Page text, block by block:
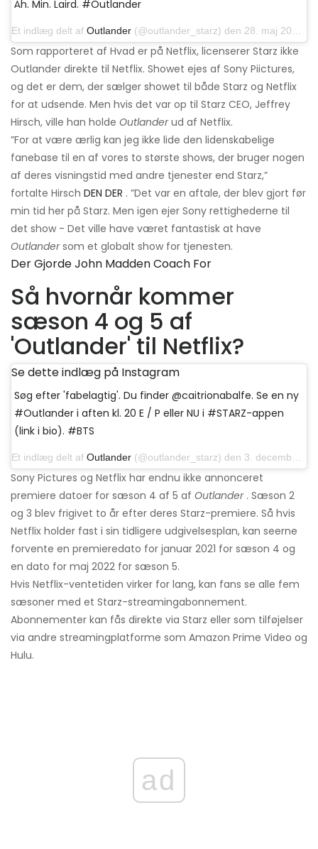
Åh. Min. Laird. #Outlander
Et indlæg delt af Outlander (@outlander_starz) den 28. maj 2016 kl. 21:00 PDT
Som rapporteret af Hvad er på Netflix, licenserer Starz ikke
Outlander direkte til Netflix. Showet ejes af Sony Piictures,
og det er dem, der sælger showet til både Starz og Netflix
for at udsende. Men hvis det var op til Starz CEO, Jeffrey
Hirsch, ville han holde Outlanderud af Netflix.
”For at være ærlig kan jeg ikke lide den lidenskabelige
fanebase til en af ​​vores to største shows, der bruger nogen
af ​​deres visningstid med andre tjenester end Starz,”
fortalte Hirsch DEN DER . ”Det var en aftale, der blev gjort før
min tid her på Starz. Men igen ejer Sony rettighederne til
det show - Det ville have været fantastisk at have
Outlandersom et globalt show for tjenesten.
Der Gjorde John Madden Coach For
Så hvornår kommer
sæson 4 og 5 af
'Outlander' til Netflix?
Se dette indlæg på Instagram
Søg efter 'fabelagtig'. Du finder @caitrionabalfe. Se en ny
#Outlander i aften kl. 20 E / P eller NU i #STARZ-appen
(link i bio). #BTS
Et indlæg delt af Outlander (@outlander_starz) den 3. december 2017 kl.11: 58 PST
Sony Pictures og Netflix har endnu ikke annonceret
premiere datoer for sæson 4 af 5 af Outlander. Sæson 2
og 3 blev frigivet to år efter deres Starz-premiere. Så hvis
Netflix holder fast i sin tidligere udgivelsesplan, kan seerne
forvente en premieredato for januar 2021 for sæson 4 og
en dato for maj 2022 for sæson 5.
Hvis Netflix-ventetiden virker for lang, kan fans se alle fem
sæsoner med et Starz-streamingabonnement.
Abonnementer kan fås direkte via Starz eller som tilføjelser
via andre streamingplatforme som Amazon Prime Video og
Hulu.
ad